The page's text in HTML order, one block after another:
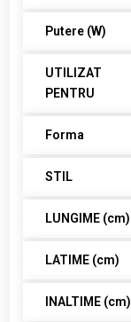
Putere (W)
UTILIZAT
PENTRU
Forma
STIL
LUNGIME (cm)
LATIME (cm)
INALTIME (cm)